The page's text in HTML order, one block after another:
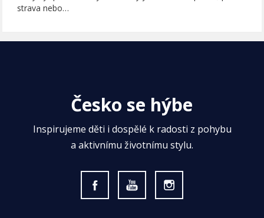
strava nebo…
Česko se hýbe
Inspirujeme děti i dospělé k radosti z pohybu
a aktivnímu životnímu stylu.